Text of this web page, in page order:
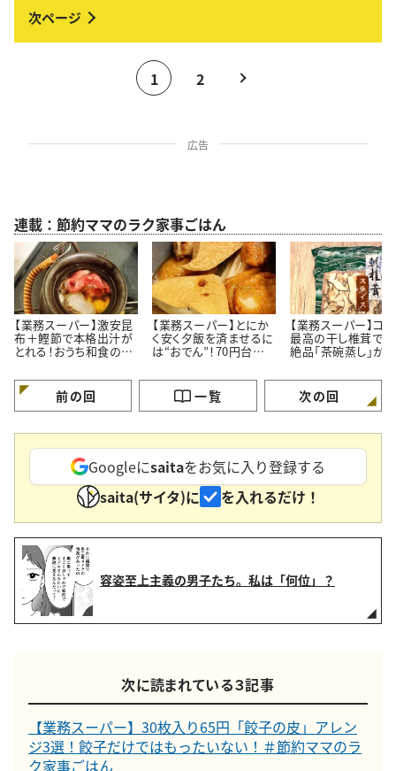
1 2
連載：節約ママのラク家事ごはん
【業務スーパー】激安昆
布＋鰹節で本格出汁が
とれる！おうち和食のレ
＃節約ママのラク家事ご
はん
【業務スーパー】とにか
く安く夕飯を済ませるに
は“おでん”！70円台のお
ママのラク家事ごはん
【業務スーパー】コ
最高の干し椎茸で
絶品「茶碗蒸し」が
だしの取り方
前の回 一覧 次の回
Googleにsaitaをお気に入り登録する
saita(サイタ)に
を入れるだけ！
容姿至上主義の男子たち。私は「何位」？
次に読まれている３記事
【業務スーパー】30枚入り65円「餃子の皮」アレン
ジ3選！餃子だけではもったいない！＃節約ママのラ
ク家事ごはん
広告